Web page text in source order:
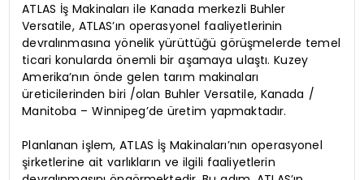
ATLAS İş Makinaları ile Kanada merkezli Buhler
Versatile, ATLAS’ın operasyonel faaliyetlerinin
devralınmasına yönelik yürüttüğü görüşmelerde temel
ticari konularda önemli bir aşamaya ulaştı. Kuzey
Amerika’nın önde gelen tarım makinaları
üreticilerinden biri /olan Buhler Versatile, Kanada /
Manitoba – Winnipeg’de üretim yapmaktadır.
Planlanan işlem, ATLAS İş Makinaları’nın operasyonel
şirketlerine ait varlıkların ve ilgili faaliyetlerin